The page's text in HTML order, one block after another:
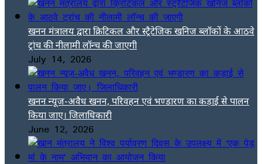
खनन मंत्रालय द्वारा क्रिटिकल और स्ट्रैटेजिक खनिज ब्लॉकों के आठवे
ट्रांच की नीलामी लॉन्च की जाएगी
July 14, 2026
खनन न्यूज-अवैध खनन, परिवहन एवं भण्डारण का कड़ाई से पालन
किया जाए। जिलाधिकारी
June 12, 2026